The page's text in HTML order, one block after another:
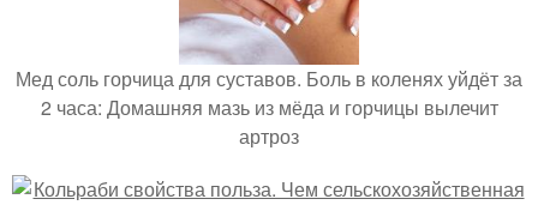
Мед соль горчица для суставов. Боль в коленях уйдёт за
2 часа: Домашняя мазь из мёда и горчицы вылечит
артроз